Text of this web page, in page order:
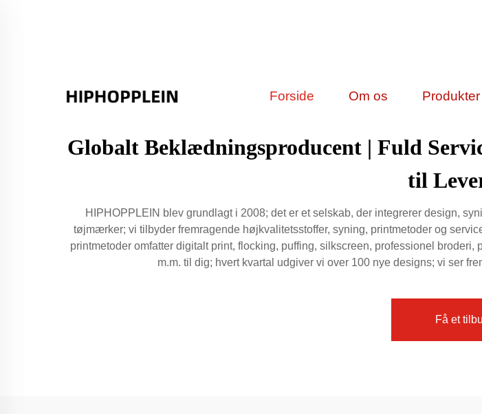
Forside Om os Produkter
Globalt Beklædningsproducent | Fuld
til
HIPHOPPLEIN blev grundlagt i 2008; det er et selskab, der integrerer design,
tøjmærker; vi tilbyder fremragende højkvalitetsstoffer, syning, printmetoder og
printmetoder omfatter digitalt print, flocking, puffing, silkscreen, professionel
m.m. til dig; hvert kvartal udgiver vi over 100 nye designs; vi ser
Få et